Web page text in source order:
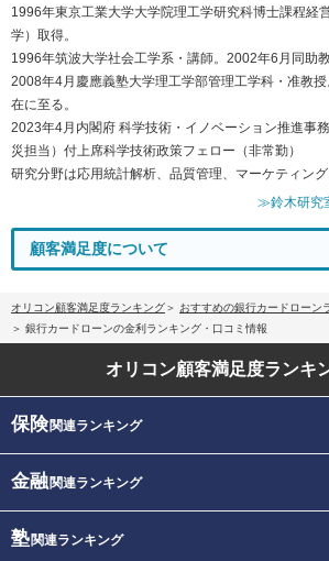
1996年東京工業大学大学院理工学研究科博士課程経
学）取得。
1996年筑波大学社会工学系・講師。2002年6月同助教
2008年4月慶應義塾大学理工学部管理工学科・准教
在に至る。
2023年4月内閣府 科学技術・イノベーション推進事
災担当）付上席科学技術政策フェロー（非常勤）
研究分野は応用統計解析、品質管理、マーケティング
≫鈴木研究
顧客満足度について
オリコン顧客満足度ランキング おすすめの銀行カードローン
銀行カードローンの金利ランキング・口コミ情報
オリコン顧客満足度ランキ
保険関連ランキング
金融関連ランキング
塾関連ランキング